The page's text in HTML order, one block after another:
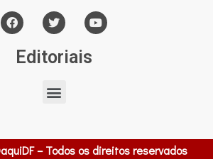
Editoriais
– Todos os direitos reservados